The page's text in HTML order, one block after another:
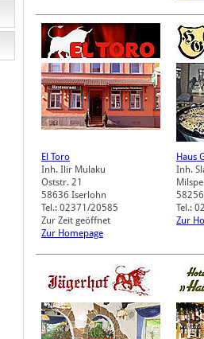
El Toro
Inh. Ilir Mulaku
Oststr. 21
58636 Iserlohn
Tel.: 02371/20585
Zur Zeit geöffnet
Zur Homepage
Haus
Inh.
58256
Tel.:
Zur